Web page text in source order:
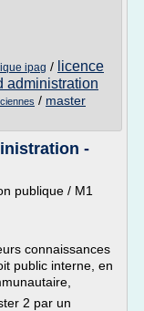
ipag / licence
administration
/ master
-
publique / M1
connaissances
public interne, en
2 par un